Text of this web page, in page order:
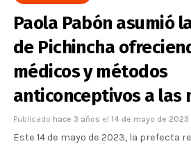
Paola Pabón asumió
de Pichincha
médicos y métodos
anticonceptivos a las
Publicado hace 3 años el 14 de mayo de 2023
Este 14 de mayo de 2023, la prefecta